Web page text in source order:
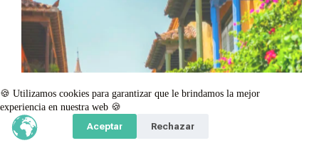
🍪 Utilizamos cookies para garantizar que le brindamos la mejor
experiencia en nuestra web 🍪
Aceptar
Rechazar